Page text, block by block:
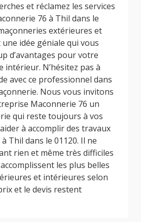
et réclamez les services
76 à Thil dans le
extérieures et
une idée géniale qui vous
d’avantages pour votre
N’hésitez pas à
avec ce professionnel dans
Nous vous invitons
Maconnerie 76 un
qui reste toujours à vos
à accomplir des travaux
Thil dans le 01120. Il ne
rien et même très difficiles
les plus belles
et intérieures selon
et le devis restent